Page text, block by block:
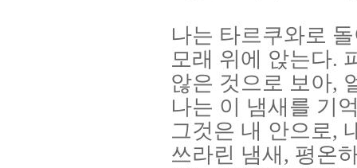
나는 타르쿠와로
모래 위에 앉는다.
않은 것으로 보아,
나는 이 냄새를 기
그것은 내 안으로,
쓰라린 냄새 , 평온